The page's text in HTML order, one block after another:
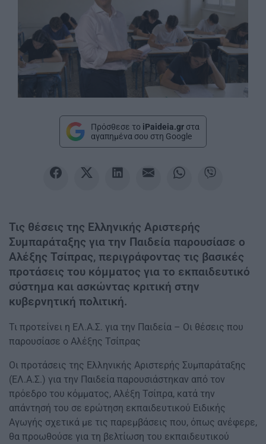
Πρόσθεσε το iPaideia.gr στα
αγαπημένα σου στη Google
Τις θέσεις της Ελληνικής Αριστερής
Συμπαράταξης για την Παιδεία παρουσίασε ο
Αλέξης Τσίπρας, περιγράφοντας τις βασικές
προτάσεις του κόμματος για το εκπαιδευτικό
σύστημα και ασκώντας κριτική στην
κυβερνητική πολιτική.
Τι προτείνει η ΕΛ.Α.Σ. για την Παιδεία – Οι θέσεις που
παρουσίασε ο Αλέξης Τσίπρας
Οι προτάσεις της Ελληνικής Αριστερής Συμπαράταξης
(ΕΛ.Α.Σ.) για την Παιδεία παρουσιάστηκαν από τον
πρόεδρο του κόμματος, Αλέξη Τσίπρα, κατά την
απάντησή του σε ερώτηση εκπαιδευτικού Ειδικής
Αγωγής σχετικά με τις παρεμβάσεις που, όπως ανέφερε,
θα προωθούσε για τη βελτίωση του εκπαιδευτικού